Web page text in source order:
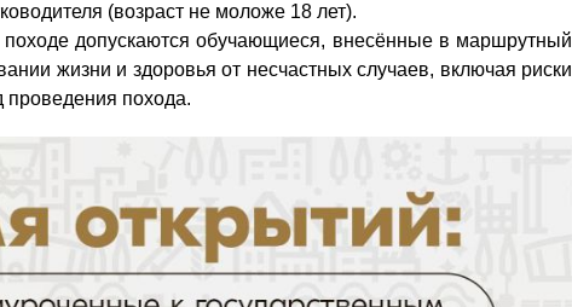
(возраст не моложе 18 лет).
походе допускаются обучающиеся, внесённые в маршрутный
жизни и здоровья от несчастных случаев, включая риски
похода.